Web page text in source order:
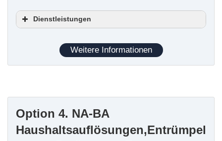
Dienstleistungen
Entrümpelungen
Erwerb nicht geräumter Immobilien
Entrümpelungen
Weitere Informationen
Option 4. NA-BA
Haushaltsauflösungen,Entrümpel